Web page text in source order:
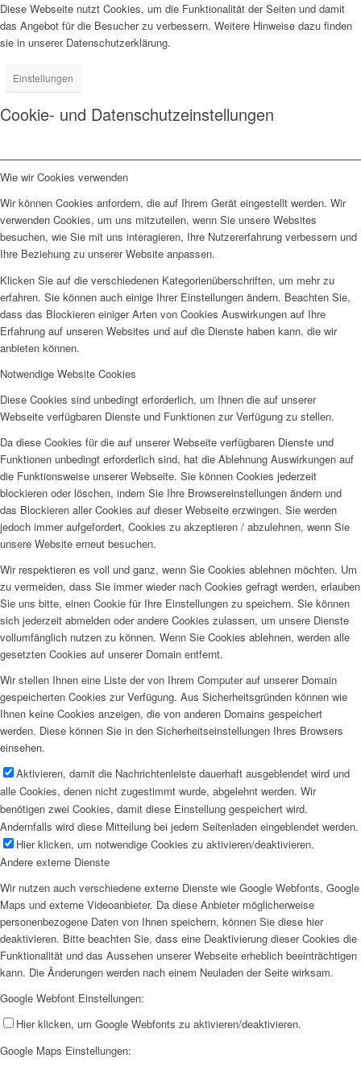
Diese Webseite nutzt Cookies, um die Funktionalität der Seiten und damit
das Angebot für die Besucher zu verbessern. Weitere Hinweise dazu finden
sie in unserer Datenschutzerklärung.
Einstellungen
Cookie- und Datenschutzeinstellungen
Wie wir Cookies verwenden
Wir können Cookies anfordern, die auf Ihrem Gerät eingestellt werden. Wir
verwenden Cookies, um uns mitzuteilen, wenn Sie unsere Websites
besuchen, wie Sie mit uns interagieren, Ihre Nutzererfahrung verbessern und
Ihre Beziehung zu unserer Website anpassen.
Klicken Sie auf die verschiedenen Kategorienüberschriften, um mehr zu
erfahren. Sie können auch einige Ihrer Einstellungen ändern. Beachten Sie,
dass das Blockieren einiger Arten von Cookies Auswirkungen auf Ihre
Erfahrung auf unseren Websites und auf die Dienste haben kann, die wir
anbieten können.
Notwendige Website Cookies
Diese Cookies sind unbedingt erforderlich, um Ihnen die auf unserer
Webseite verfügbaren Dienste und Funktionen zur Verfügung zu stellen.
Da diese Cookies für die auf unserer Webseite verfügbaren Dienste und
Funktionen unbedingt erforderlich sind, hat die Ablehnung Auswirkungen auf
die Funktionsweise unserer Webseite. Sie können Cookies jederzeit
blockieren oder löschen, indem Sie Ihre Browsereinstellungen ändern und
das Blockieren aller Cookies auf dieser Webseite erzwingen. Sie werden
jedoch immer aufgefordert, Cookies zu akzeptieren / abzulehnen, wenn Sie
unsere Website erneut besuchen.
Wir respektieren es voll und ganz, wenn Sie Cookies ablehnen möchten. Um
zu vermeiden, dass Sie immer wieder nach Cookies gefragt werden, erlauben
Sie uns bitte, einen Cookie für Ihre Einstellungen zu speichern. Sie können
sich jederzeit abmelden oder andere Cookies zulassen, um unsere Dienste
vollumfänglich nutzen zu können. Wenn Sie Cookies ablehnen, werden alle
gesetzten Cookies auf unserer Domain entfernt.
Wir stellen Ihnen eine Liste der von Ihrem Computer auf unserer Domain
gespeicherten Cookies zur Verfügung. Aus Sicherheitsgründen können wie
Ihnen keine Cookies anzeigen, die von anderen Domains gespeichert
werden. Diese können Sie in den Sicherheitseinstellungen Ihres Browsers
einsehen.
Aktivieren, damit die Nachrichtenleiste dauerhaft ausgeblendet wird und
alle Cookies, denen nicht zugestimmt wurde, abgelehnt werden. Wir
benötigen zwei Cookies, damit diese Einstellung gespeichert wird.
Andernfalls wird diese Mitteilung bei jedem Seitenladen eingeblendet werden.
Hier klicken, um notwendige Cookies zu aktivieren/deaktivieren.
Andere externe Dienste
Wir nutzen auch verschiedene externe Dienste wie Google Webfonts, Google
Maps und externe Videoanbieter. Da diese Anbieter möglicherweise
personenbezogene Daten von Ihnen speichern, können Sie diese hier
deaktivieren. Bitte beachten Sie, dass eine Deaktivierung dieser Cookies die
Funktionalität und das Aussehen unserer Webseite erheblich beeinträchtigen
kann. Die Änderungen werden nach einem Neuladen der Seite wirksam.
Google Webfont Einstellungen:
Hier klicken, um Google Webfonts zu aktivieren/deaktivieren.
Google Maps Einstellungen: